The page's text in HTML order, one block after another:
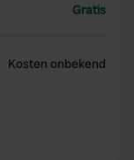
Gratis
Kosten onbekend